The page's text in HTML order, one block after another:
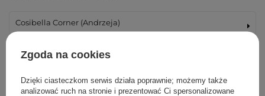
Cosibella Corner (Andrzeja)
Cosibella Corner (Łucka)
Cosibella Corner (Woronicza)
Zgoda na cookies
Dzięki ciasteczkom serwis działa poprawnie; możemy także
analizować ruch na stronie i prezentować Ci spersonalizowane